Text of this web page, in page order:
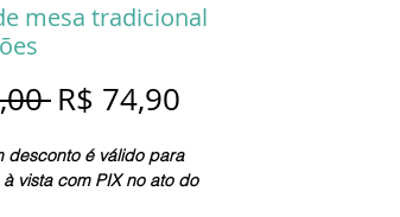
mesa tradicional
Preço
normal
R$ 74,90
desconto é válido para
vista com PIX no ato do